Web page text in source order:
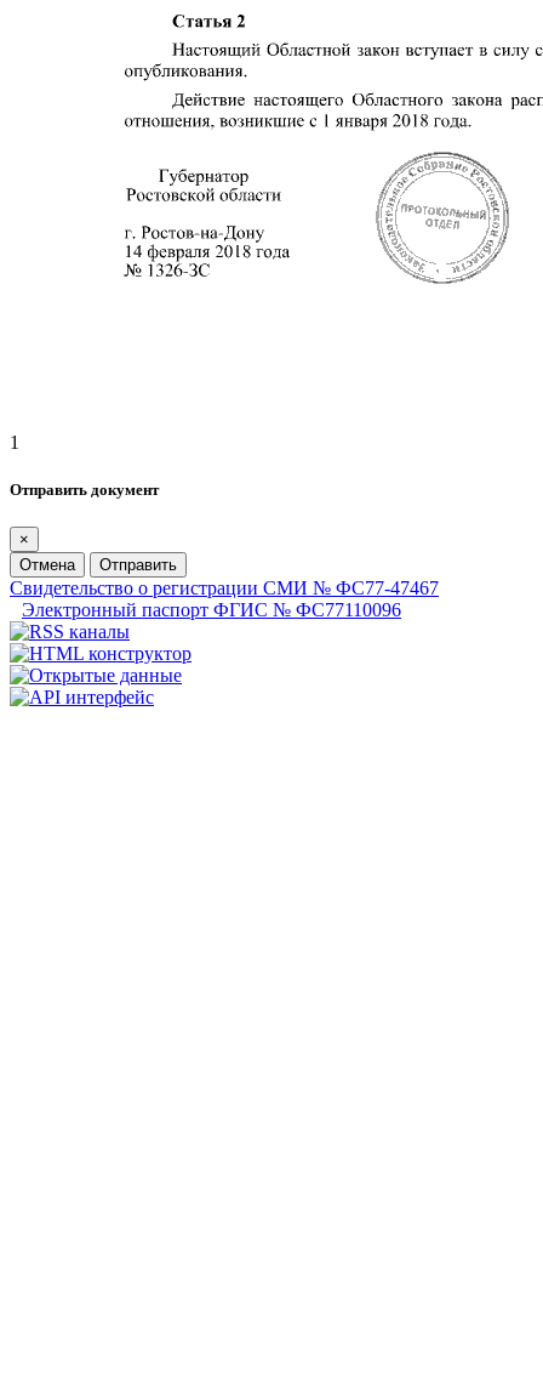
1
Отправить документ
×
Отмена
Отправить
Свидетельство о регистрации СМИ № ФС77-47467
Электронный паспорт ФГИС № ФС77110096